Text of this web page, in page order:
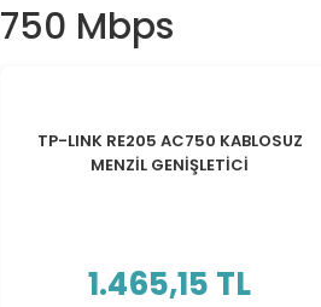
750 Mbps
TP-LINK RE205 AC750 KABLOSUZ
MENZİL GENİŞLETİCİ
1.465,15 TL